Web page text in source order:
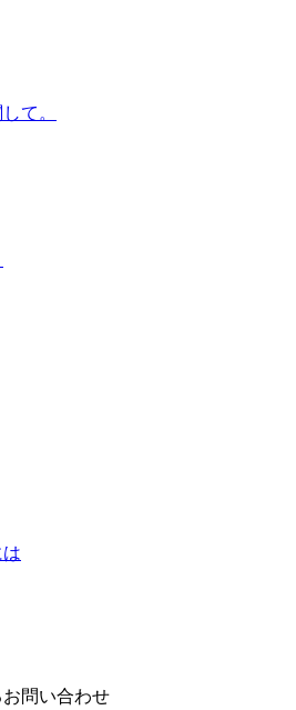
て。
問い合わせ